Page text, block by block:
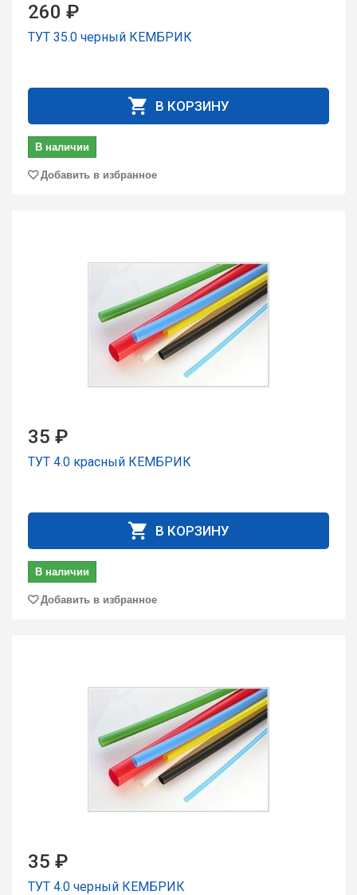
260 ₽
ТУТ 35.0 чеpный КЕМБРИК
В КОРЗИНУ
В наличии
Добавить в избранное
35 ₽
ТУТ 4.0 кpасный КЕМБРИК
В КОРЗИНУ
В наличии
Добавить в избранное
35 ₽
ТУТ 4.0 чеpный КЕМБРИК